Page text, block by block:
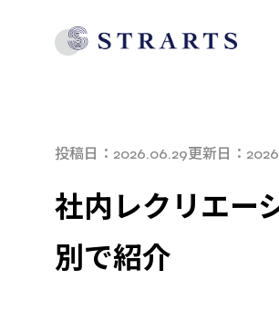
投稿日： 2026.06.29更新日：
社内レクリエー
別で紹介